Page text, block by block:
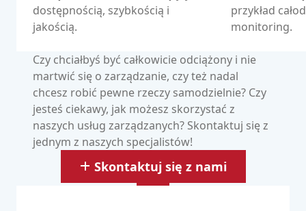
dostępnością, szybkością i
jakością.
przykład
monitoring.
Czy chciałbyś być całkowicie odciążony i nie
martwić się o zarządzanie, czy też nadal
chcesz robić pewne rzeczy samodzielnie? Czy
jesteś ciekawy, jak możesz skorzystać z
naszych usług zarządzanych? Skontaktuj się z
jednym z naszych specjalistów!
Skontaktuj się z nami